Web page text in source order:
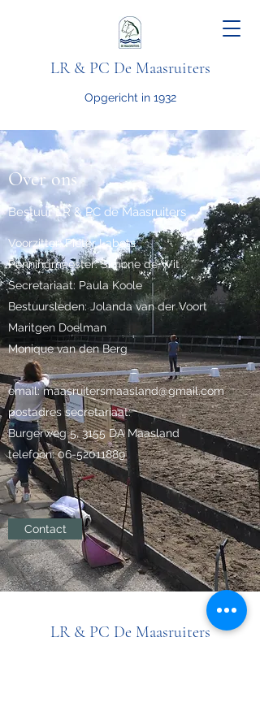
LR & PC De Maasruiters
Opgericht in 1932
Over ons
Bestuur LR & PC de Maasruiters
Voorzitter: Pieter Labots
Penningmeester: Simone de Wit
Secretariaat: Paula Koole
Bestuursleden: Jolanda van der Voort
Maritgen Doelman
Monique van den Berg
email:maasruitersmaasland@gmail.com
postadres secretariaat:
Burgerweg 5, 3155 DA Maasland
telefoon:06-52011889
Contact
LR & PC De Maasruiters